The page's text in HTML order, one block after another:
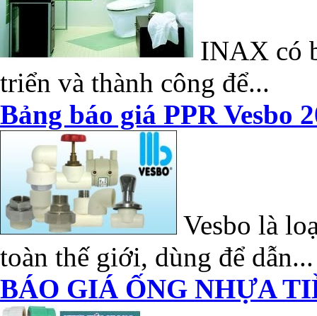
INAX có
triển và thành công để...
Bảng báo giá PPR Vesbo
Vesbo là
toàn thế giới, dùng để dẫn...
BÁO GIÁ ỐNG NHỰA